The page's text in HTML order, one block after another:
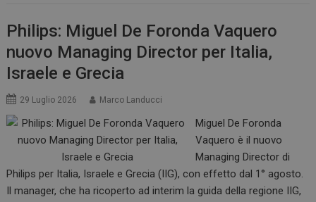
Philips: Miguel De Foronda Vaquero
nuovo Managing Director per Italia,
Israele e Grecia
29 Luglio 2026 Marco Landucci
Miguel De Foronda
Vaquero è il nuovo
Managing Director di
Philips per Italia, Israele e Grecia (IIG), con effetto dal 1° agosto.
Il manager, che ha ricoperto ad interim la guida della regione IIG,